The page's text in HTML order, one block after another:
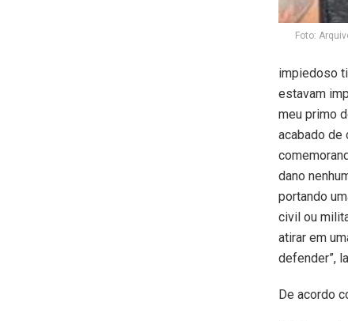
Foto:
impiedoso
estavam
meu primo
acabado de
dano
portando
civil ou
atirar em
defender”,
De acordo